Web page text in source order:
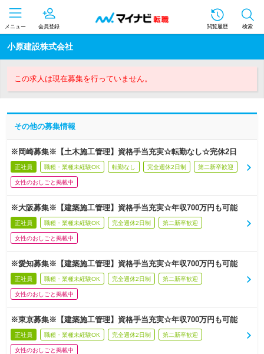
メニュー 会員登録 閲覧履歴 検索
小原建設株式会社
この求人は現在募集を行っていません。
その他の募集情報
※岡崎募集※【土木施工管理】資格手当充実☆転勤なし☆完休2日
正社員 職種・業種未経験OK 転勤なし 完全週休2日制 第二新卒歓迎
女性のおしごと掲載中
※大阪募集※【建築施工管理】資格手当充実☆年収700万円も可能
正社員 職種・業種未経験OK 完全週休2日制 第二新卒歓迎
女性のおしごと掲載中
※愛知募集※【建築施工管理】資格手当充実☆年収700万円も可能
正社員 職種・業種未経験OK 完全週休2日制 第二新卒歓迎
女性のおしごと掲載中
※東京募集※【建築施工管理】資格手当充実☆年収700万円も可能
正社員 職種・業種未経験OK 完全週休2日制 第二新卒歓迎
女性のおしごと掲載中